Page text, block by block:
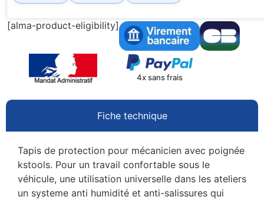
[alma-product-eligibility]
4x sans frais
Fiche technique
Tapis de protection pour mécanicien avec poignée
kstools. Pour un travail confortable sous le
véhicule, une utilisation universelle dans les ateliers
un systeme anti humidité et anti-salissures qui